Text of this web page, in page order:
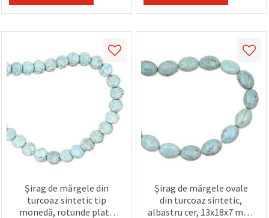
Șirag de mărgele din
turcoaz sintetic tip
monedă, rotunde plate
Șirag de mărgele ovale
din turcoaz sintetic,
albastru cer, 13x18x7 mm,